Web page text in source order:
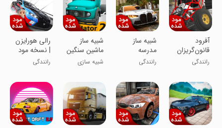
آفرود
قانون‌گریزان
جاده | نسخه
مود شده
رانندگی
شبیه ساز
مدرسه
رانندگی:
رانندگی
شبیه ساز
ماشین سنگین
2 | نسخه مود
شبیه سازی
رالی هورایزن
| نسخه مود
شده
رانندگی